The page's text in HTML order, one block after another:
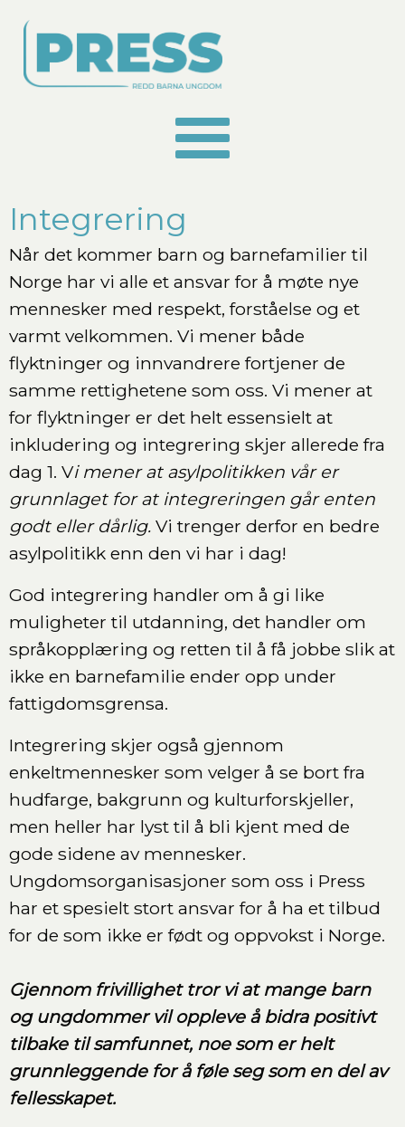
Integrering
Når det kommer barn og barnefamilier til
Norge har vi alle et ansvar for å møte nye
mennesker med respekt, forståelse og et
varmt velkommen. Vi mener både
flyktninger og innvandrere fortjener de
samme rettighetene som oss. Vi mener at
for flyktninger er det helt essensielt at
inkludering og integrering skjer allerede fra
dag 1. Vi mener at asylpolitikken vår er
grunnlaget for at integreringen går enten
godt eller dårlig. Vi trenger derfor en bedre
asylpolitikk enn den vi har i dag!
God integrering handler om å gi like
muligheter til utdanning, det handler om
språkopplæring og retten til å få jobbe slik at
ikke en barnefamilie ender opp under
fattigdomsgrensa.
Integrering skjer også gjennom
enkeltmennesker som velger å se bort fra
hudfarge, bakgrunn og kulturforskjeller,
men heller har lyst til å bli kjent med de
gode sidene av mennesker.
Ungdomsorganisasjoner som oss i Press
har et spesielt stort ansvar for å ha et tilbud
for de som ikke er født og oppvokst i Norge.
Gjennom frivillighet tror vi at mange barn
og ungdommer vil oppleve å bidra positivt
tilbake til samfunnet, noe som er helt
grunnleggende for å føle seg som en del av
fellesskapet.